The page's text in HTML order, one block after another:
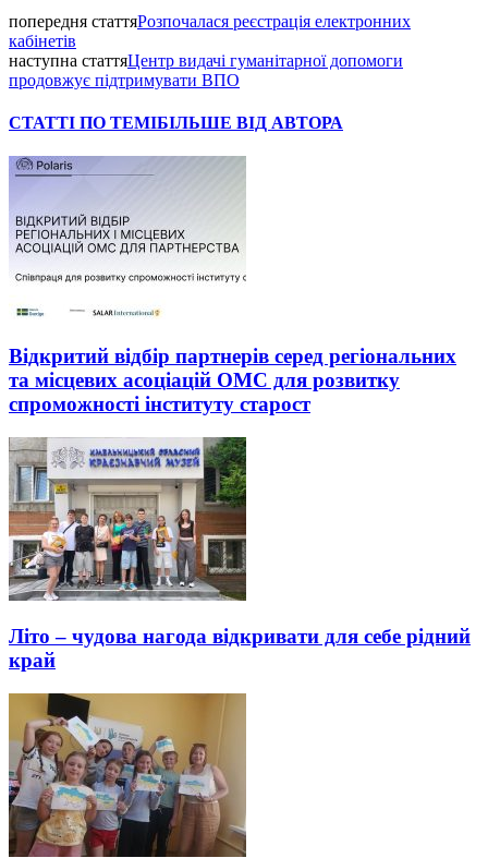
попередня статтяРозпочалася реєстрація електронних
кабінетів
наступна статтяЦентр видачі гуманітарної допомоги
продовжує підтримувати ВПО
СТАТТІ ПО ТЕМІБІЛЬШЕ ВІД АВТОРА
Відкритий відбір партнерів серед регіональних
та місцевих асоціацій ОМС для розвитку
спроможності інституту старост
Літо – чудова нагода відкривати для себе рідний
край